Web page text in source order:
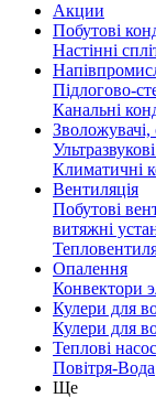
Акции
Побутові
Настінні
Підлогово-
Канальні
Климатичні
Вентиляція
Побутові
витяжні
Опалення
Конвектори
Кулери для
Кулери для
Теплові
Повітря-Вода
Ще